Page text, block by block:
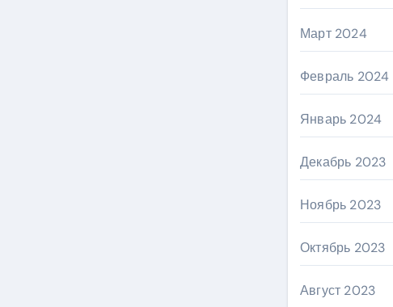
Март 2024
Февраль 2024
Январь 2024
Декабрь 2023
Ноябрь 2023
Октябрь 2023
Август 2023